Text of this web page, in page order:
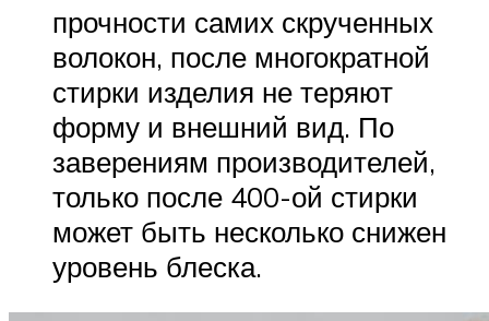
прочности самих скрученных
волокон, после многократной
стирки изделия не теряют
форму и внешний вид. По
заверениям производителей,
только после 400-ой стирки
может быть несколько снижен
уровень блеска.